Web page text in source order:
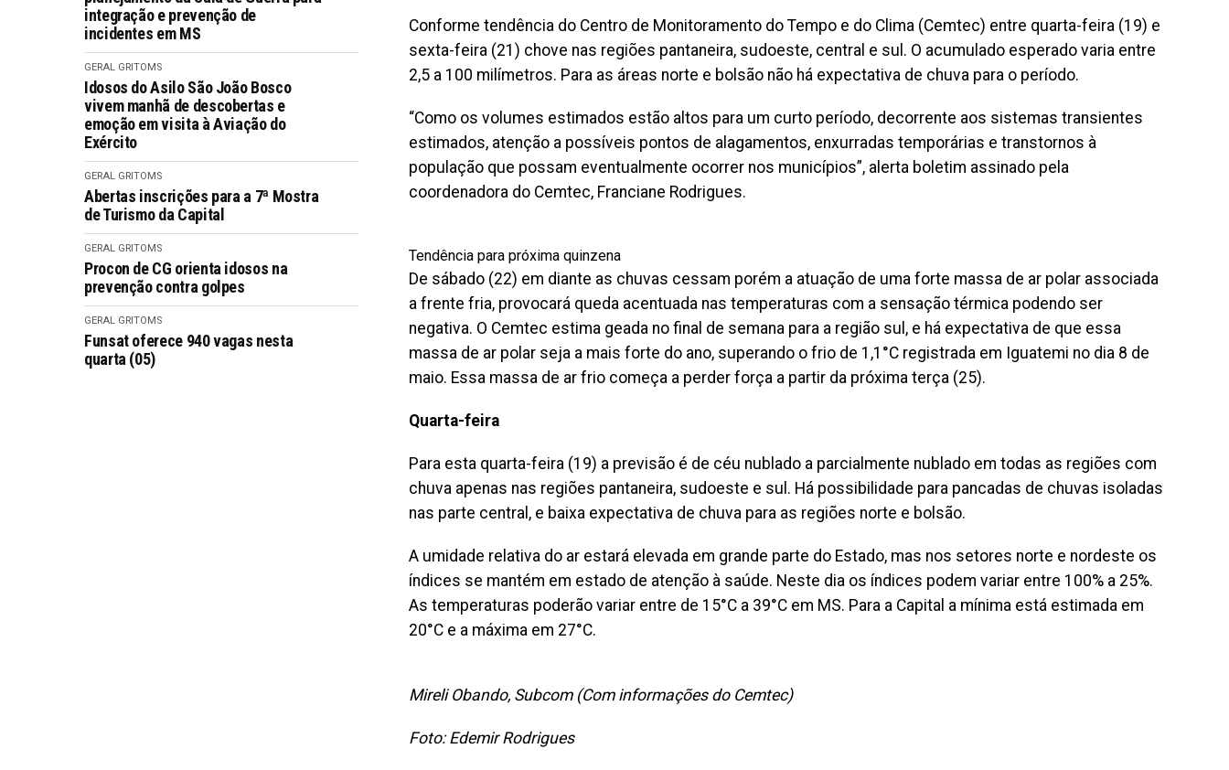
integração e prevenção de
incidentes em MS
GERAL GRITOMS
Idosos do Asilo São João Bosco
vivem manhã de descobertas e
emoção em visita à Aviação do
Exército
GERAL GRITOMS
Abertas inscrições para a 7ª Mostra
de Turismo da Capital
GERAL GRITOMS
Procon de CG orienta idosos na
prevenção contra golpes
GERAL GRITOMS
Funsat oferece 940 vagas nesta
quarta (05)
Conforme tendência do Centro de Monitoramento do Tempo e do Clima (Cemtec) entre quarta-feira (19) e
sexta-feira (21) chove nas regiões pantaneira, sudoeste, central e sul. O acumulado esperado varia entre
2,5 a 100 milímetros. Para as áreas norte e bolsão não há expectativa de chuva para o período.
“Como os volumes estimados estão altos para um curto período, decorrente aos sistemas transientes
estimados, atenção a possíveis pontos de alagamentos, enxurradas temporárias e transtornos à
população que possam eventualmente ocorrer nos municípios”, alerta boletim assinado pela
coordenadora do Cemtec, Franciane Rodrigues.
Tendência para próxima quinzena
De sábado (22) em diante as chuvas cessam porém a atuação de uma forte massa de ar polar associada
a frente fria, provocará queda acentuada nas temperaturas com a sensação térmica podendo ser
negativa. O Cemtec estima geada no final de semana para a região sul, e há expectativa de que essa
massa de ar polar seja a mais forte do ano, superando o frio de 1,1°C registrada em Iguatemi no dia 8 de
maio. Essa massa de ar frio começa a perder força a partir da próxima terça (25).
Quarta-feira
Para esta quarta-feira (19) a previsão é de céu nublado a parcialmente nublado em todas as regiões com
chuva apenas nas regiões pantaneira, sudoeste e sul. Há possibilidade para pancadas de chuvas isoladas
nas parte central, e baixa expectativa de chuva para as regiões norte e bolsão.
A umidade relativa do ar estará elevada em grande parte do Estado, mas nos setores norte e nordeste os
índices se mantém em estado de atenção à saúde. Neste dia os índices podem variar entre 100% a 25%.
As temperaturas poderão variar entre de 15°C a 39°C em MS. Para a Capital a mínima está estimada em
20°C e a máxima em 27°C.
Mireli Obando, Subcom (Com informações do Cemtec)
Foto: Edemir Rodrigues